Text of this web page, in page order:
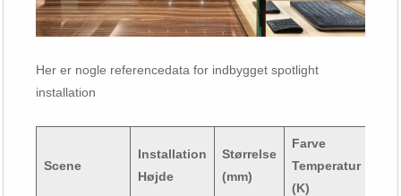
Her er nogle referencedata for indbygget spotlight
installation
Scene
Installation
Højde
Størrelse
(mm)
Farve
Temperatur
(K)